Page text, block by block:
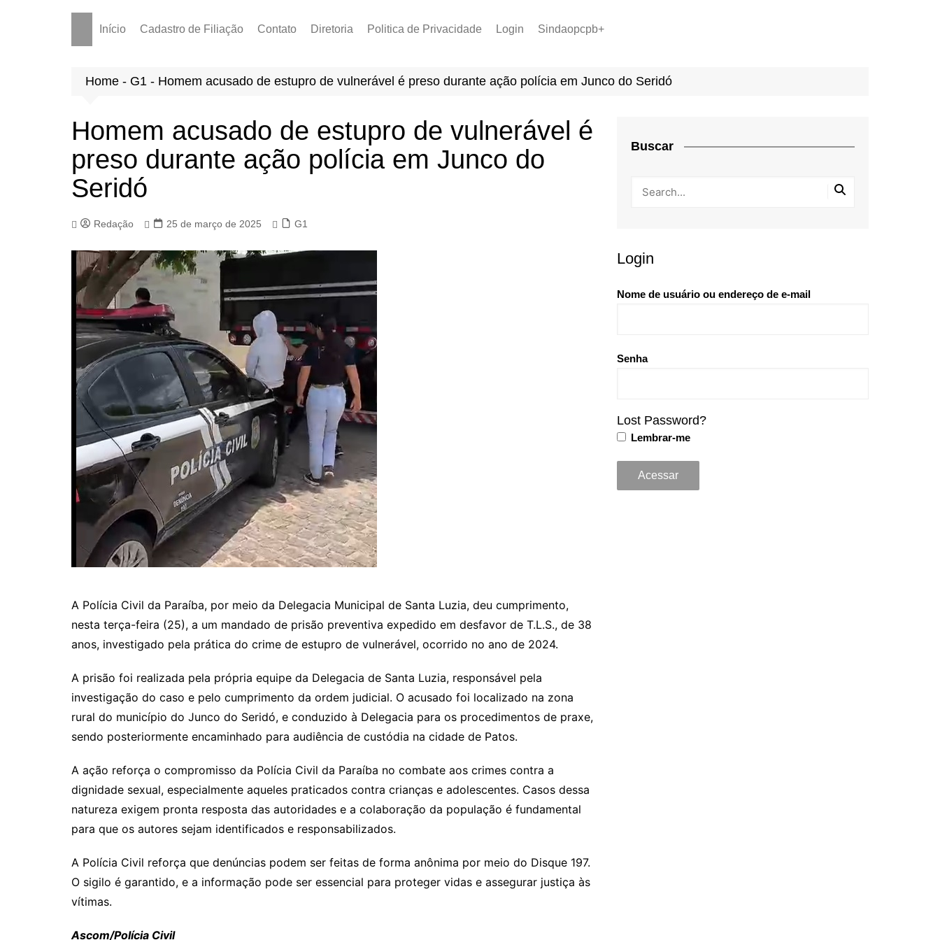
Início Cadastro de Filiação Contato Diretoria
PCCR 2022
Tabela de Venc. 2025
Politica de Privacidade Login Sindaopcpb+
Home - G1 - Homem acusado de estupro de vulnerável é preso durante ação polícia em Junco do Seridó
Homem acusado de estupro de vulnerável é
preso durante ação polícia em Junco do
Seridó
Redação 25 de março de 2025 G1
A Polícia Civil da Paraíba, por meio da Delegacia Municipal de Santa Luzia, deu cumprimento,
nesta terça-feira (25), a um mandado de prisão preventiva expedido em desfavor de T.L.S., de 38
anos, investigado pela prática do crime de estupro de vulnerável, ocorrido no ano de 2024.
A prisão foi realizada pela própria equipe da Delegacia de Santa Luzia, responsável pela
investigação do caso e pelo cumprimento da ordem judicial. O acusado foi localizado na zona
rural do município do Junco do Seridó, e conduzido à Delegacia para os procedimentos de praxe,
sendo posteriormente encaminhado para audiência de custódia na cidade de Patos.
A ação reforça o compromisso da Polícia Civil da Paraíba no combate aos crimes contra a
dignidade sexual, especialmente aqueles praticados contra crianças e adolescentes. Casos dessa
natureza exigem pronta resposta das autoridades e a colaboração da população é fundamental
para que os autores sejam identificados e responsabilizados.
A Polícia Civil reforça que denúncias podem ser feitas de forma anônima por meio do Disque 197.
O sigilo é garantido, e a informação pode ser essencial para proteger vidas e assegurar justiça às
vítimas.
Ascom/Polícia Civil
Buscar
Login
Nome de usuário ou endereço de e-mail
Senha
Lost Password?
Lembrar-me